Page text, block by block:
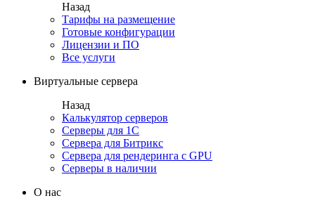
Назад
Тарифы на размещение
Готовые конфигурации
Лицензии и ПО
Все услуги
Виртуальные сервера
Назад
Калькулятор серверов
Серверы для 1С
Сервера для Битрикс
Сервера для рендеринга с GPU
Серверы в наличии
О нас